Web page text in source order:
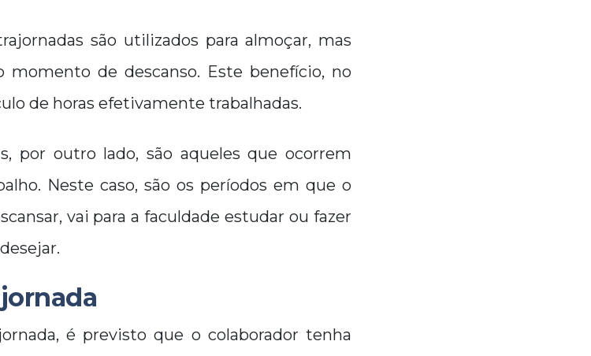
são utilizados para almoçar, mas
de descanso. Este benefício, no
de horas efetivamente trabalhadas.
por outro lado, são aqueles que ocorrem
Neste caso, são os períodos em que o
vai para a faculdade estudar ou fazer
é previsto que o colaborador tenha